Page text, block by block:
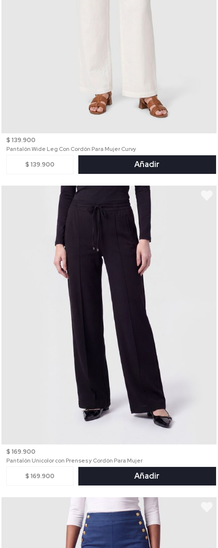
$ 139.900
Pantalón Wide Leg Con Cordón Para Mujer Curvy
$ 139.900 Añadir
$ 169.900
Pantalón Unicolor con Prenses y Cordón Para Mujer
$ 169.900 Añadir